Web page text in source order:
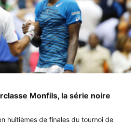
Monfils, la série noire
huitièmes de finales du tournoi de